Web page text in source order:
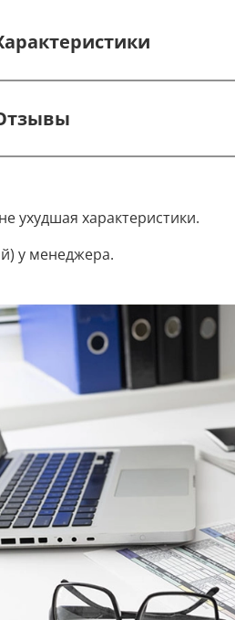
ухудшая характеристики.
у менеджера.